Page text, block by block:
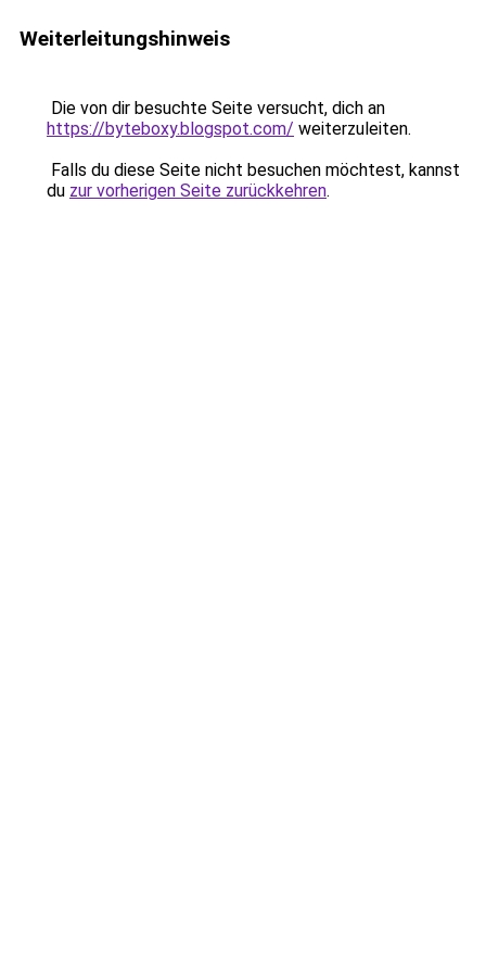
Weiterleitungshinweis
Die von dir besuchte Seite versucht, dich an
https://byteboxy.blogspot.com/ weiterzuleiten.
Falls du diese Seite nicht besuchen möchtest, kannst
du zur vorherigen Seite zurückkehren.